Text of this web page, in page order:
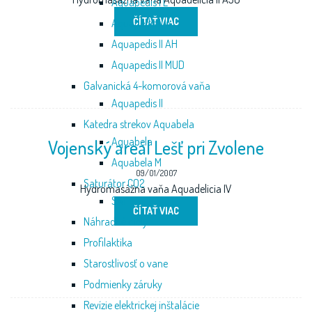
Aquapedis II A
Aquapedis II AH
Aquapedis II MUD
Galvanická 4-komorová vaňa
Aquapedis II
Katedra strekov Aquabela
Aquabela
Aquabela M
Saturátor CO2
SAT
Náhradné diely
Profilaktika
Starostlivosť o vane
Podmienky záruky
Revízie elektrickej inštalácie
ČÍTAŤ VIAC
Vojenský areál Lešť pri Zvolene
09/01/2007
Hydromasážna vaňa Aquadelicia IV
ČÍTAŤ VIAC